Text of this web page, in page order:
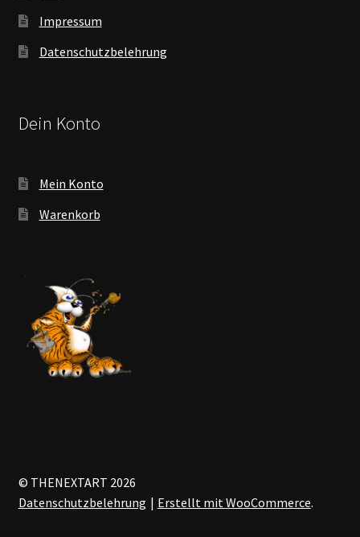
Impressum
Datenschutzbelehrung
Dein Konto
Mein Konto
Warenkorb
© THENEXTART 2026
Datenschutzbelehrung
Erstellt mit WooCommerce.